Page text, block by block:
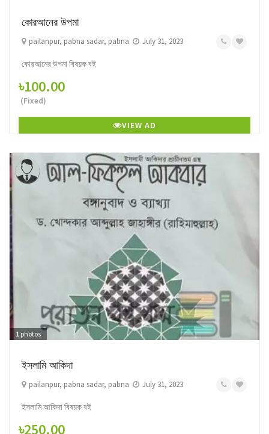
কোরআনের উপমা
pailanpur, pabna sadar, pabna July 31, 2023
কোরআনের উপমা বিষয়ক বই
৳100.00
(Fixed)
VIEW AD
1 photos
ইসলামি আকিদা
pailanpur, pabna sadar, pabna July 31, 2023
ইসলামি আকিদা বিষয়ক বই
৳250.00